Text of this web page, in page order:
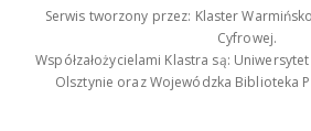
Serwis tworzony przez: Klaster
Cyfrowej.
Współzałożycielami Klastra są:
Olsztynie oraz Wojewódzka Biblioteka